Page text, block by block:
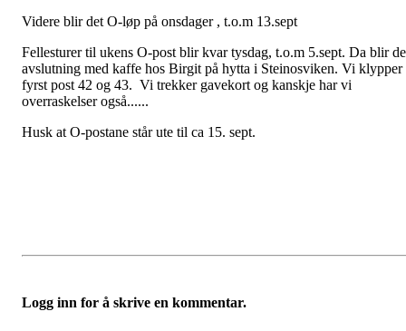
Videre blir det O-løp på onsdager , t.o.m 13.sept
Fellesturer til ukens O-post blir kvar tysdag, t.o.m 5.sept. Da blir
avslutning med kaffe hos Birgit på hytta i Steinosviken. Vi klypper
fyrst post 42 og 43. Vi trekker gavekort og kanskje har vi
overraskelser også......
Husk at O-postane står ute til ca 15. sept.
Logg inn for å skrive en kommentar.